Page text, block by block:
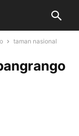
taman nasional